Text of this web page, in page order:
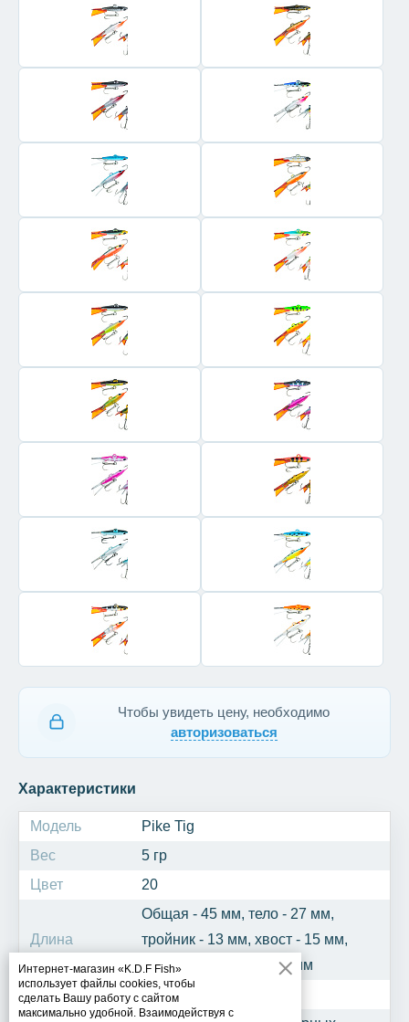
Интернет-магазин «K.D.F Fish»
использует файлы cookies, чтобы
сделать Вашу работу с сайтом
максимально удобной. Взаимодействуя с
Чтобы увидеть цену, необходимо
авторизоваться
Характеристики
Модель
Pike Tig
Вес
5 гр
Цвет
20
Длина
Общая - 45 мм, тело - 27 мм,
тройник - 13 мм, хвост - 15 мм,
крючок одинарный - 5 мм
Рыба
Щука, окунь, берш